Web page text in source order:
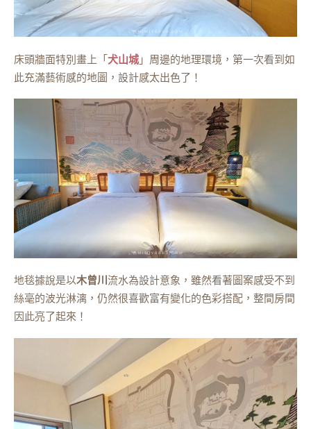
床頭牆面特別畫上「犬山城 」周邊的地理環境，第一次看到如
此充滿藝術感的地圖，設計感太出色了！
地毯據說是以木曾川流水為設計意象，雖然看著圖案感受不到
絲毫的波光淋漓，仍然很喜歡富有變化的色彩搭配，整間房間
因此亮了起來！